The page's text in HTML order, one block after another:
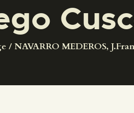
NAVARRO MEDEROS,